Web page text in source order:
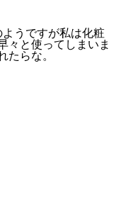
うですが私は化粧
々と使ってしまいま
たらな。